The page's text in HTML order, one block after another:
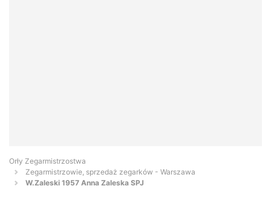
Orły Zegarmistrzostwa
Zegarmistrzowie, sprzedaż zegarków - Warszawa
W.Zaleski 1957 Anna Zaleska SPJ